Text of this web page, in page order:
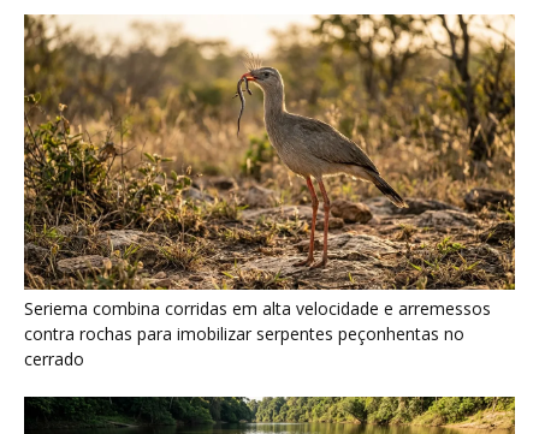
Seriema combina corridas em alta velocidade e arremessos
contra rochas para imobilizar serpentes peçonhentas no
cerrado